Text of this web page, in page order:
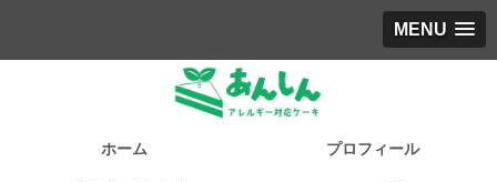
MENU
ホーム プロフィール